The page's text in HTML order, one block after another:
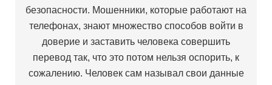
безопасности. Мошенники, которые работают на
телефонах, знают множество способов войти в
доверие и заставить человека совершить
перевод так, что это потом нельзя оспорить, к
сожалению. Человек сам называл свои данные